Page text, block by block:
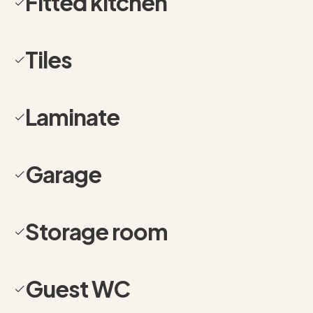
Verweilen ein.
ideale Voraussetzungen für alle, die gerne kochen und
Abstellmöglichkeiten ergänzen das Raumangebot auf
Im Dachgeschoss befinden sich die privaten
Rückzugsräume der Wohnung. Hier schaffen das
das Badezimmer ideale Voraussetzungen für Familien,
Paare oder die Kombination aus Wohnen und
dabei für ein angenehmes Maß an Privatsphäre und ein
Wohngefühl, das man sonst eher aus dem eigenen Haus
Tiles
Laminate
Garage
Storage room
Guest WC